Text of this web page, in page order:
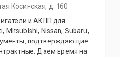
Косинская, д. 160
и АКПП для
Mitsubishi, Nissan, Subaru,
подтверждающие